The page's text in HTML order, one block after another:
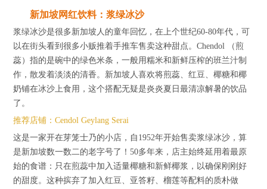
新加坡网红饮料：浆绿冰沙
浆绿冰沙是很多新加坡人的童年回忆，在上个世纪60-80年代，可
以在街头看到很多小贩推着手推车售卖这种甜点。Chendol （煎
蕊）指的是碗中的绿色米条，一般用糯米和新鲜压榨的班兰汁制
作，散发着淡淡的清香。新加坡人喜欢将煎蕊、红豆、椰糖和椰
奶铺在冰沙上食用，这个搭配无疑是炎炎夏日最清凉解暑的饮品
了。
推荐店铺：Cendol Geylang Serai
这是一家开在芽笼士乃的小店，自1952年开始售卖浆绿冰沙，算
是新加坡数一数二的老字号了！50多年来，店主始终延用着最原
始的食谱：只在煎蕊中加入适量椰糖和新鲜椰浆，以确保刚刚好
的甜度。这种摈弃了加入红豆、亚答籽、榴莲等配料的质朴做